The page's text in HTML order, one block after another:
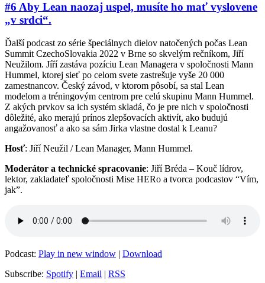
#6 Aby Lean naozaj uspel, musíte ho mať vyslovene
„v srdci“.
Ďalší podcast zo série špeciálnych dielov natočených počas Lean
Summit CzechoSlovakia 2022 v Brne so skvelým rečníkom, Jiří
Neužilom. Jíří zastáva pozíciu Lean Managera v spoločnosti Mann
Hummel, ktorej sieť po celom svete zastrešuje vyše 20 000
zamestnancov. Český závod, v ktorom pôsobí, sa stal Lean
modelom a tréningovým centrom pre celú skupinu Mann Hummel.
Z akých prvkov sa ich systém skladá, čo je pre nich v spoločnosti
dôležité, ako merajú prínos zlepšovacích aktivít, ako budujú
angažovanosť a ako sa sám Jirka vlastne dostal k Leanu?
Hosť: Jiří Neužil / Lean Manager, Mann Hummel.
Moderátor a technické spracovanie: Jiří Bréda – Kouč lídrov,
lektor, zakladateľ spoločnosti Mise HERo a tvorca podcastov “Vím,
jak”.
Podcast: Play in new window | Download
Subscribe: Spotify | Email | RSS